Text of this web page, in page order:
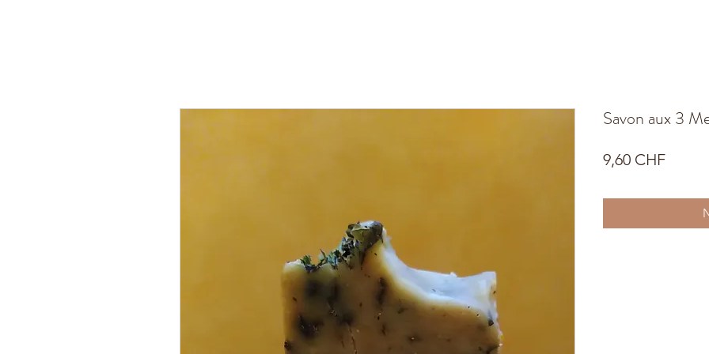
Savon aux 3
9,60 CHFPreis